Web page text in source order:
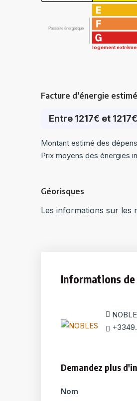
logement
Passoire énergétique
Facture d’énergie
Entre 1217€ et
Montant estimé des
Prix moyens des énergies
Géorisques
Les informations sur les
Informations
Demandez plus
Nom